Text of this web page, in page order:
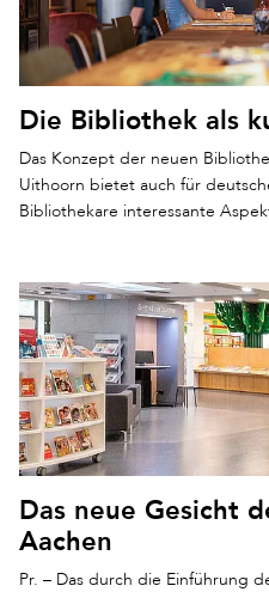
Die Bibliothek als
Das Konzept der neuen
Uithoorn bietet auch für
Bibliothekare interessante
Das neue Gesicht
Aachen
Pr. – Das durch die Einführung